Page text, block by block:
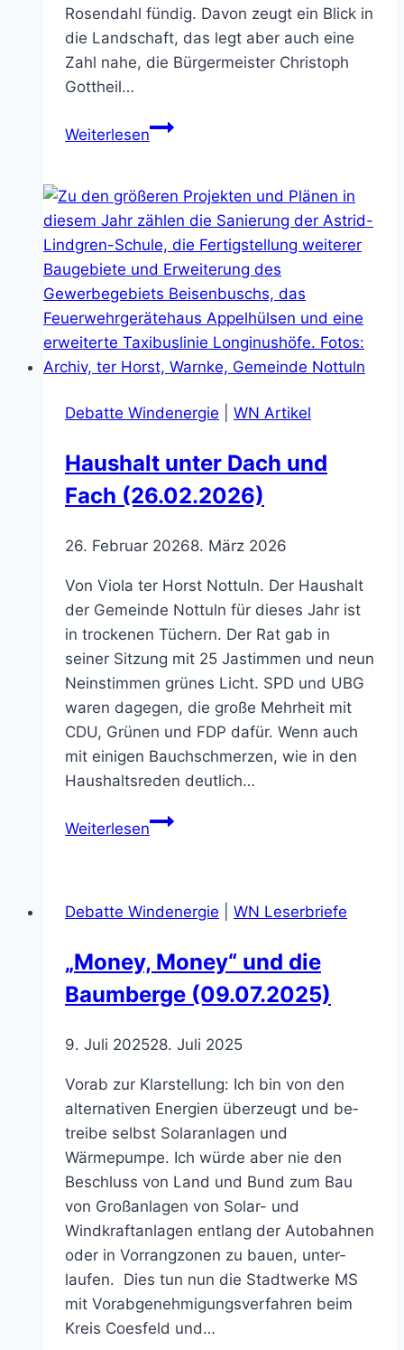
Rosendahl fündig. Davon zeugt ein Blick in
die Landschaft, das legt aber auch eine
Zahl nahe, die Bürgermeister Christoph
Gottheil…
WeiterlesenKlare
Bau
von
Windrädern
(29.09.2024)
Debatte Windenergie WN Artikel
Haushalt unter Dach und
Fach (26.02.2026)
26. Februar 20268. März 2026
Von Viola ter Horst Nottuln. Der Haushalt
der Gemeinde Nottuln für dieses Jahr ist
in trockenen Tüchern. Der Rat gab in
seiner Sitzung mit 25 Jastimmen und neun
Neinstimmen grünes Licht. SPD und UBG
waren dagegen, die große Mehrheit mit
CDU, Grünen und FDP dafür. Wenn auch
mit einigen Bauchschmerzen, wie in den
Haushaltsreden deutlich…
WeiterlesenHaushalt
Fach
Debatte Windenergie WN Leserbriefe
„Money, Money“ und die
Baumberge (09.07.2025)
9. Juli 202528. Juli 2025
Vorab zur Klarstellung: Ich bin von den
alternativen Energien überzeugt und be­
treibe selbst Solaranlagen und
Wärmepumpe. Ich wür­de aber nie den
Beschluss von Land und Bund zum Bau
von Großanlagen von Solar- und
Windkraftanlagen entlang der Autobahnen
oder in Vor­rangzonen zu bauen, unter­
laufen. Dies tun nun die Stadtwer­ke MS
mit Vorabgenehmi­gungsverfahren beim
Kreis Coesfeld und…